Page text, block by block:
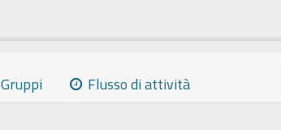
Gruppi Flusso di attività